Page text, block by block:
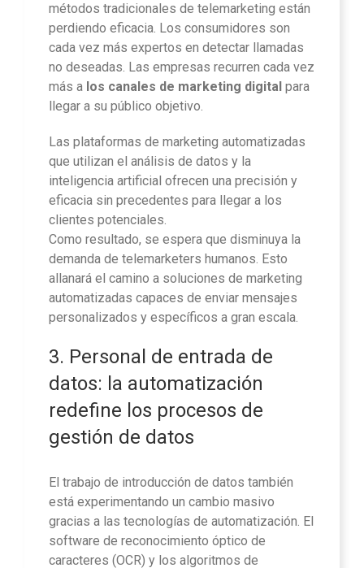
métodos tradicionales de telemarketing están
perdiendo eficacia. Los consumidores son
cada vez más expertos en detectar llamadas
no deseadas. Las empresas recurren cada vez
más a los canales de marketing digital para
llegar a su público objetivo.
Las plataformas de marketing automatizadas
que utilizan el análisis de datos y la
inteligencia artificial ofrecen una precisión y
eficacia sin precedentes para llegar a los
clientes potenciales.
Como resultado, se espera que disminuya la
demanda de telemarketers humanos. Esto
allanará el camino a soluciones de marketing
automatizadas capaces de enviar mensajes
personalizados y específicos a gran escala.
3. Personal de entrada de
datos: la automatización
redefine los procesos de
gestión de datos
El trabajo de introducción de datos también
está experimentando un cambio masivo
gracias a las tecnologías de automatización. El
software de reconocimiento óptico de
caracteres (OCR) y los algoritmos de